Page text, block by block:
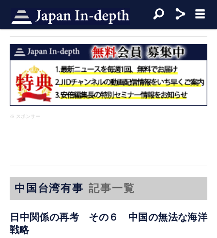
※ スポンサー
中国台湾有事 記事一覧
日中関係の再考 その６ 中国の無法な海洋
戦略